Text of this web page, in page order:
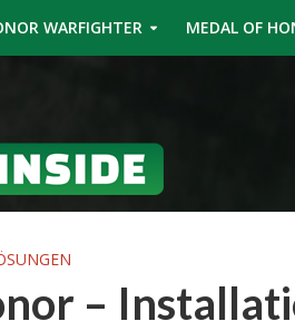
WARFIGHTER MEDAL OF
–